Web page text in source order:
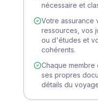
nécessaire et
Votre assurance
ressources, vos
ou d'études et
cohérents.
Chaque
ses propres
détails du